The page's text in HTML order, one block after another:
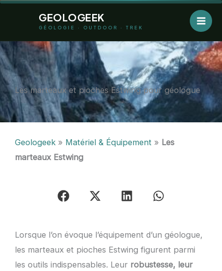
GEOLOGEEK
GÉOLOGIE · OUTDOOR · TREK
Les marteaux et pioches Estwing pour géologue
Geologeek » Matériel & Équipement » Les
marteaux Estwing
Lorsque l’on évoque l’équipement d’un géologue,
les marteaux et pioches Estwing figurent parmi
les outils indispensables. Leur robustesse, leur